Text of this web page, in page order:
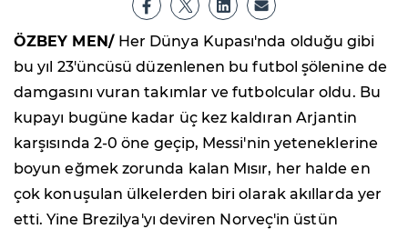
ÖZBEY MEN/ Her Dünya Kupası'nda olduğu gibi
bu yıl 23'üncüsü düzenlenen bu futbol şölenine de
damgasını vuran takımlar ve futbolcular oldu. Bu
kupayı bugüne kadar üç kez kaldıran Arjantin
karşısında 2-0 öne geçip, Messi'nin yeteneklerine
boyun eğmek zorunda kalan Mısır, her halde en
çok konuşulan ülkelerden biri olarak akıllarda yer
etti. Yine Brezilya'yı deviren Norveç'in üstün